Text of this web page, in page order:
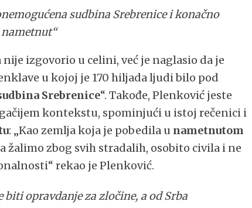
sudbina Srebrenice i konačno
izgovorio u celini, već je naglasio da je
u kojoj je 170 hiljada ljudi bilo pod
Srebrenice“. Takođe, Plenković jeste
kontekstu, spominjući u istoj rečenici i
: „Kao zemlja koja je pobedila u nametnutom
zbog svih stradalih, osobito civila i ne
rekao je Plenković.
opravdanje za zločine, a od Srba